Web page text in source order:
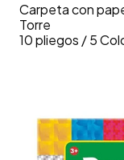
Carpeta con
Torre
10 pliegos / 5